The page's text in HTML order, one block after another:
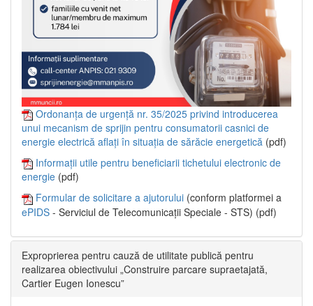
Ordonanța de urgență nr. 35/2025 privind introducerea
unui mecanism de sprijin pentru consumatorii casnici de
energie electrică aflați în situația de sărăcie energetică (pdf)
Informații utile pentru beneficiarii tichetului electronic de
energie (pdf)
Formular de solicitare a ajutorului (conform platformei a
ePIDS - Serviciul de Telecomunicații Speciale - STS) (pdf)
Exproprierea pentru cauză de utilitate publică pentru
realizarea obiectivului „Construire parcare supraetajată,
Cartier Eugen Ionescu”